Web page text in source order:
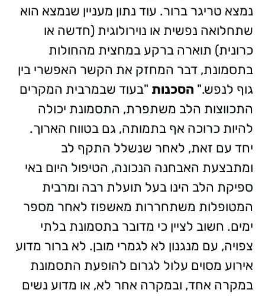
נמצא טריגר ברור. עוד נתון מעניין שנמצא הוא
שתחלואה נפשית או נוירולוגית (חדשה או
כרונית) תוארה ברקע במחצית מהחולות
בתסמונת, דבר המחזק את הקשר האפשרי בין
גוף לנפש." הסכנות "בעוד שבמרבית המקרים
התכווצות הלב משתפרת, התסמונת יכולה
להיות כרוכה אף בתמותה, גם בטווח הארוך.
יחד עם זאת, לאחר שנשלל התקף לב
ומתבצעת האבחנה הנכונה, הטיפול היום באי
ספיקת הלב הינו בעל תועלת רבה ומרבית
המטופלות משתחררות מאשפוז לאחר מספר
ימים. חשוב לציין כי מדובר בתסמונת בלתי
צפויה, עם מנגנון לא לגמרי מובן. לא ברור מדוע
אירוע מסוים עלול לגרום להופעת התסמונת
במקרה אחד, ובמקרה אחר לא, או מדוע נשים